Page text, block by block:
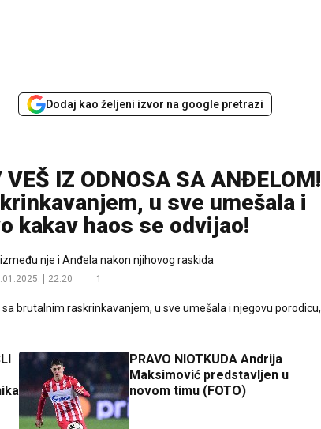
Dodaj kao željeni izvor na google pretrazi
IZ ODNOSA SA ANĐELOM!
u sve umešala i
kakav haos se odvijao!
nje i Anđela nakon njihovog raskida
22:20 1
PRAVO NIOTKUDA Andrija
Maksimović predstavljen u
novom timu (FOTO)